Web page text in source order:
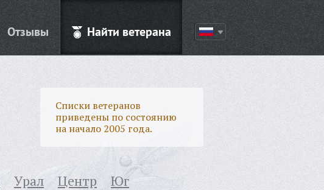
Отзывы Найти ветерана
Списки ветеранов
приведены по состоянию
на начало 2005 года.
Урал Центр Юг